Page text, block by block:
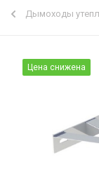
Дымоходы
Цена снижена